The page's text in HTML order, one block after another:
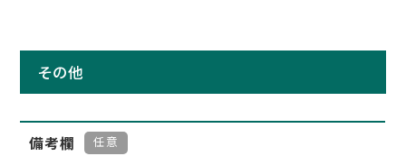
その他
備考欄 任意